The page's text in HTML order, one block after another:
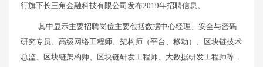
行旗下长三角金融科技有限公司发布2019年招聘信息。
其中显示主要招聘岗位主要包括数据中心经理、安全与密码
研究专员、高级网络工程师、架构师（平台、移动）、区块链技术
总监、区块链架构师、区块链研发工程师、大数据研发工程师等，